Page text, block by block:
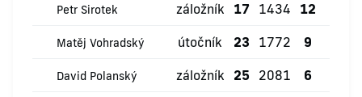
Petr Sirotek záložník 17 1434 12
Matěj Vohradský útočník 23 1772 9
David Polanský záložník 25 2081 6